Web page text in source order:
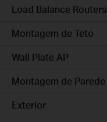
Load Balance Routers
Montagem de Teto
Wall Plate AP
Montagem de Parede
Exterior